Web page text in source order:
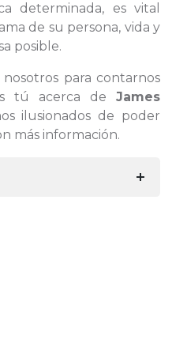
determinada, es vital
de su persona, vida y
posible.
para contarnos
tú acerca de James
ilusionados de poder
más información.